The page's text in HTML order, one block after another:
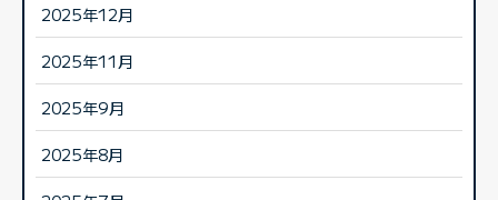
2025年12月
2025年11月
2025年9月
2025年8月